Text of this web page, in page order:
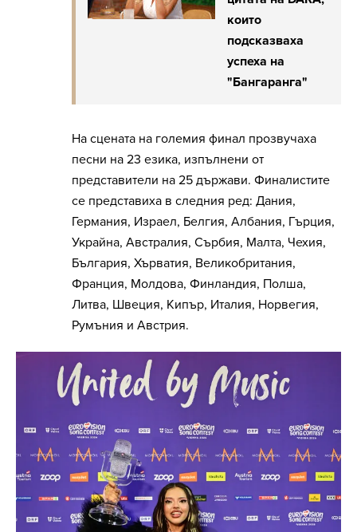
които
подсказваха
успеха на
"Бангаранга"
На сцената на големия финал прозвучаха
песни на 23 езика, изпълнени от
представители на 25 държави. Финалистите
се представиха в следния ред: Дания,
Германия, Израел, Белгия, Албания, Гърция,
Украйна, Австралия, Сърбия, Малта, Чехия,
България, Хърватия, Великобритания,
Франция, Молдова, Финландия, Полша,
Литва, Швеция, Кипър, Италия, Норвегия,
Румъния и Австрия.